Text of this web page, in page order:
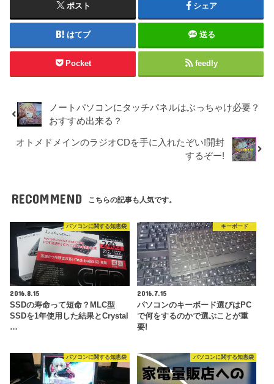
ポスト シェア
はてブ 送る
Pocket feedly
ノートパソコンにタッチパネルはぶっちゃけ必要？
おすすめ出来る？
オトメドメインのラジオCDを手に入れたぞい!開封
するぞー!
RECOMMEND こちらの記事も人気です。
パソコンに関する知恵袋
2016.8.15
SSDの寿命って短命？MLC型
SSDを1年使用した結果とCrystal
…
キーボード
2016.7.15
パソコンのキーボード選びはPC
で何をするのかで選ぶことが重
要!
パソコンに関する知恵袋 パソコンに関する知恵袋